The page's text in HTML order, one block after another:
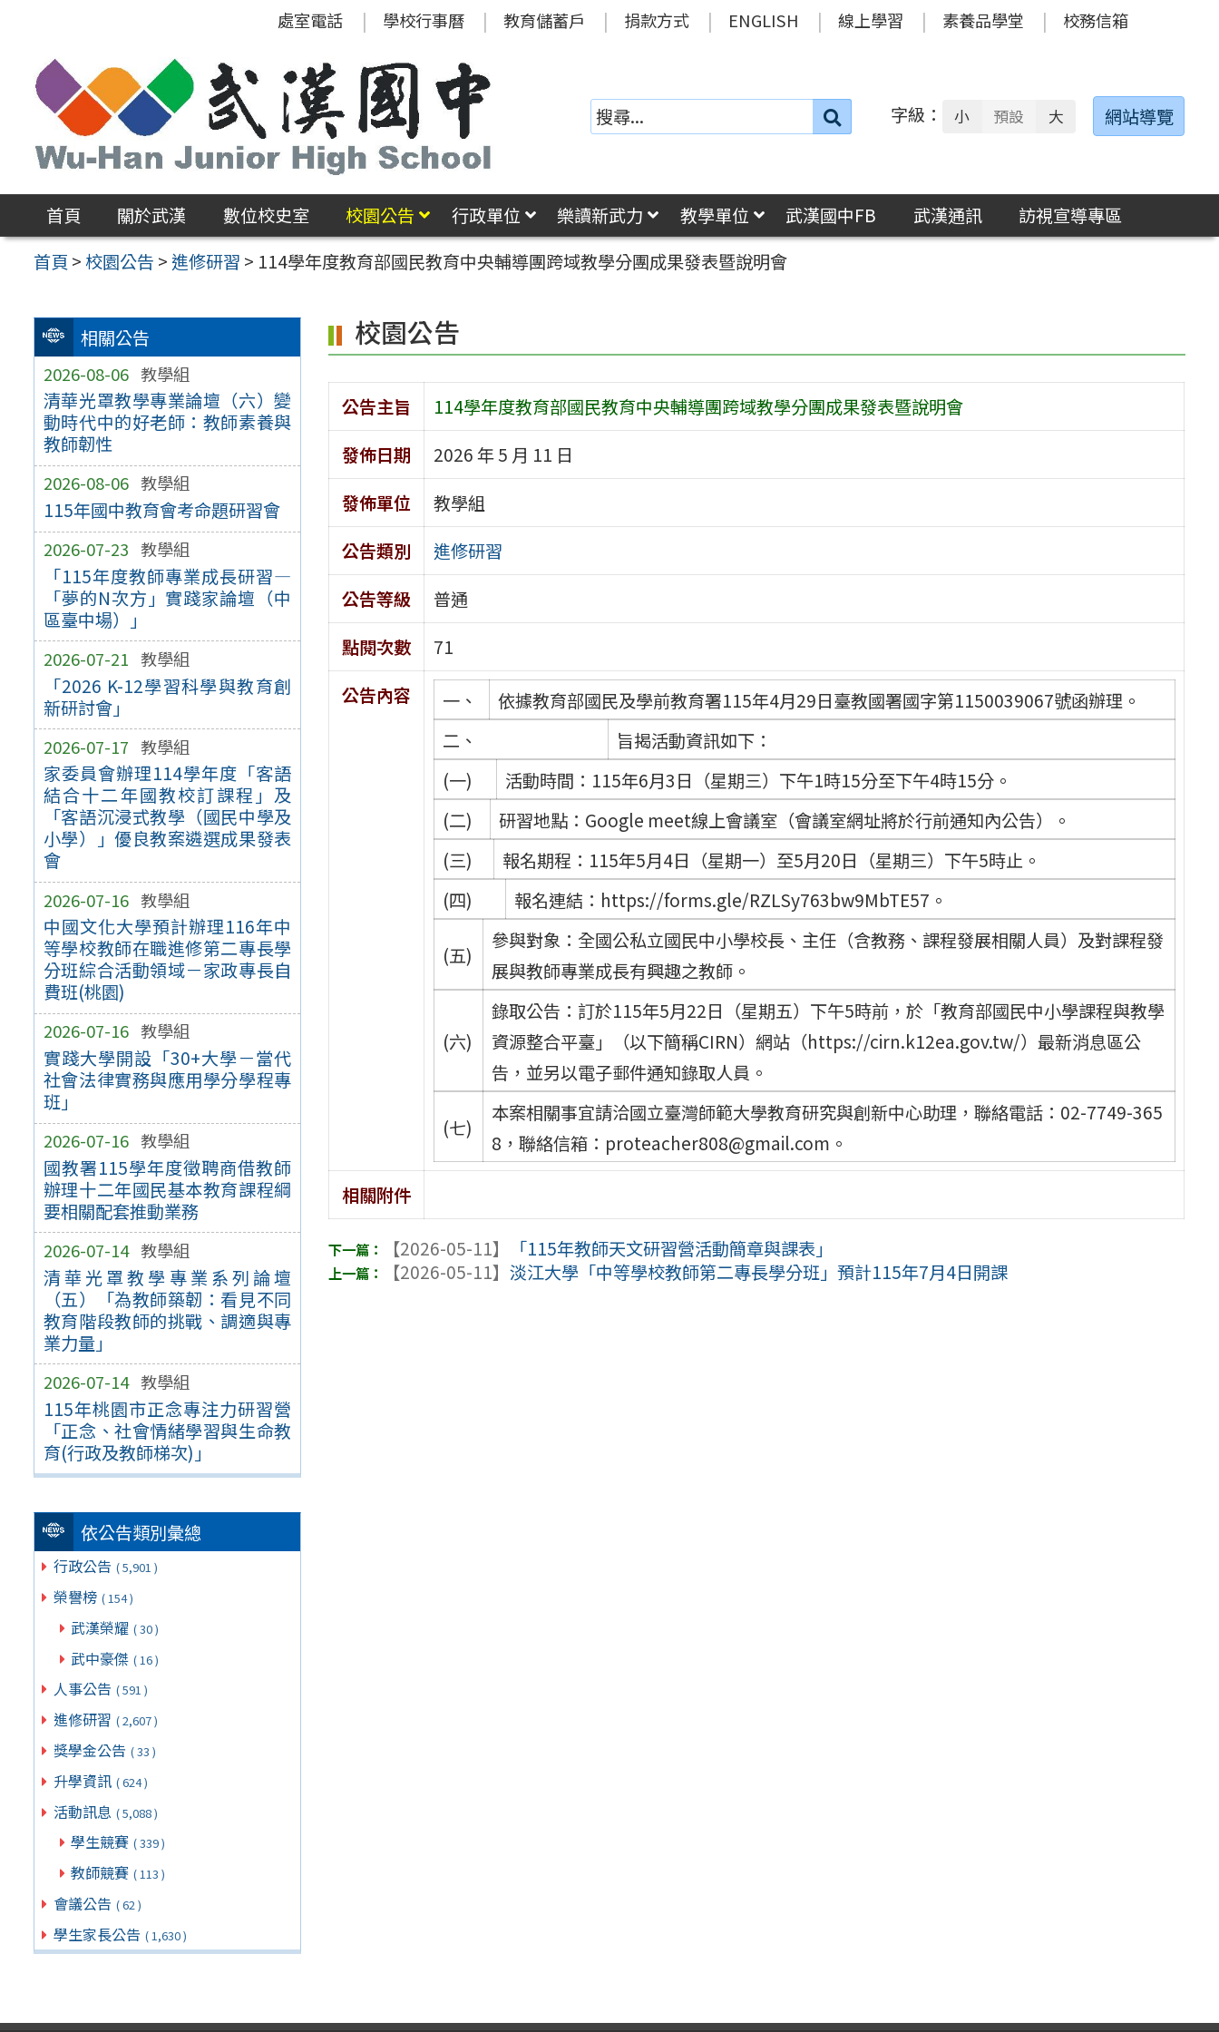
區
處室電話 學校行事曆 教育儲蓄戶 捐款方式 ENGLISH 線上學習 素養品學堂 校務信箱
搜
字級： 小 預設 大 網站導覽
首頁 關於武漢 數位校史室 校園公告 行政單位 樂讀新武力 教學單位 武漢國中FB 武漢通訊
訪視宣導專區
首頁 >校園公告 >進修研習 > 114學年度教育部國民教育中央輔導團跨域教學分團成果發表暨說明會
相關公告
2026-08-06 教學組
清華光罩教學專業論壇（六）變
動時代中的好老師：教師素養與
教師韌性
2026-08-06 教學組
115年國中教育會考命題研習會
2026-07-23 教學組
「115年度教師專業成長研習—
「夢的N次方」實踐家論壇（中
區臺中場）」
2026-07-21 教學組
「2026 K-12學習科學與教育創
新研討會」
2026-07-17 教學組
家委員會辦理114學年度「客語
結合十二年國教校訂課程」及
「客語沉浸式教學（國民中學及
小學）」優良教案遴選成果發表
會
2026-07-16 教學組
中國文化大學預計辦理116年中
等學校教師在職進修第二專長學
分班綜合活動領域－家政專長自
費班(桃園)
2026-07-16 教學組
實踐大學開設「30+大學－當代
社會法律實務與應用學分學程專
班」
2026-07-16 教學組
國教署115學年度徵聘商借教師
辦理十二年國民基本教育課程綱
要相關配套推動業務
2026-07-14 教學組
清華光罩教學專業系列論壇
（五）「為教師築韌：看見不同
教育階段教師的挑戰、調適與專
業力量」
2026-07-14 教學組
115年桃園市正念專注力研習營
「正念、社會情緒學習與生命教
育(行政及教師梯次)」
依公告類別彙總
行政公告 ( 5,901 )
榮譽榜 ( 154 )
武漢榮耀 ( 30 )
武中豪傑 ( 16 )
人事公告 ( 591 )
進修研習 ( 2,607 )
獎學金公告 ( 33 )
升學資訊 ( 624 )
活動訊息 ( 5,088 )
學生競賽 ( 339 )
教師競賽 ( 113 )
會議公告 ( 62 )
學生家長公告 ( 1,630 )
校園公告
公告主旨
114學年度教育部國民教育中央輔導團跨域教學分團成果發表暨說明會
發佈日期
2026 年 5 月 11 日
發佈單位
教學組
公告類別
進修研習
公告等級
普通
點閱次數
71
公告內容
一、
依據教育部國民及學前教育署115年4月29日臺教國署國字第1150039067號函辦理。
二、
旨揭活動資訊如下：
(一)
活動時間：115年6月3日（星期三）下午1時15分至下午4時15分。
(二)
研習地點：Google meet線上會議室（會議室網址將於行前通知內公告）。
(三)
報名期程：115年5月4日（星期一）至5月20日（星期三）下午5時止。
(四)
報名連結：https://forms.gle/RZLSy763bw9MbTE57。
(五)
參與對象：全國公私立國民中小學校長、主任（含教務、課程發展相關人員）及對課程發
展與教師專業成長有興趣之教師。
(六)
錄取公告：訂於115年5月22日（星期五）下午5時前，於「教育部國民中小學課程與教學
資源整合平臺」（以下簡稱CIRN）網站（https://cirn.k12ea.gov.tw/）最新消息區公
告，並另以電子郵件通知錄取人員。
(七)
本案相關事宜請洽國立臺灣師範大學教育研究與創新中心助理，聯絡電話：02-7749-365
8，聯絡信箱：proteacher808@gmail.com。
相關附件
【2026-05-11】
「115年教師天文研習營活動簡章與課表」
【2026-05-11】淡江大學「中等學校教師第二專長學分班」預計115年7月4日開課